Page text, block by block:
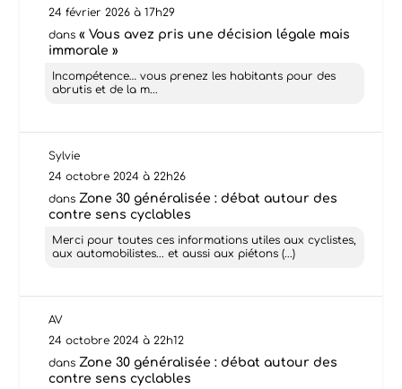
24 février 2026 à 17h29
dans« Vous avez pris une décision légale mais
immorale »
Incompétence… vous prenez les habitants pour des
abrutis et de la m...
Sylvie
24 octobre 2024 à 22h26
dansZone 30 généralisée : débat autour des
contre sens cyclables
Merci pour toutes ces informations utiles aux cyclistes,
aux automobilistes... et aussi aux piétons (...)
AV
24 octobre 2024 à 22h12
dansZone 30 généralisée : débat autour des
contre sens cyclables